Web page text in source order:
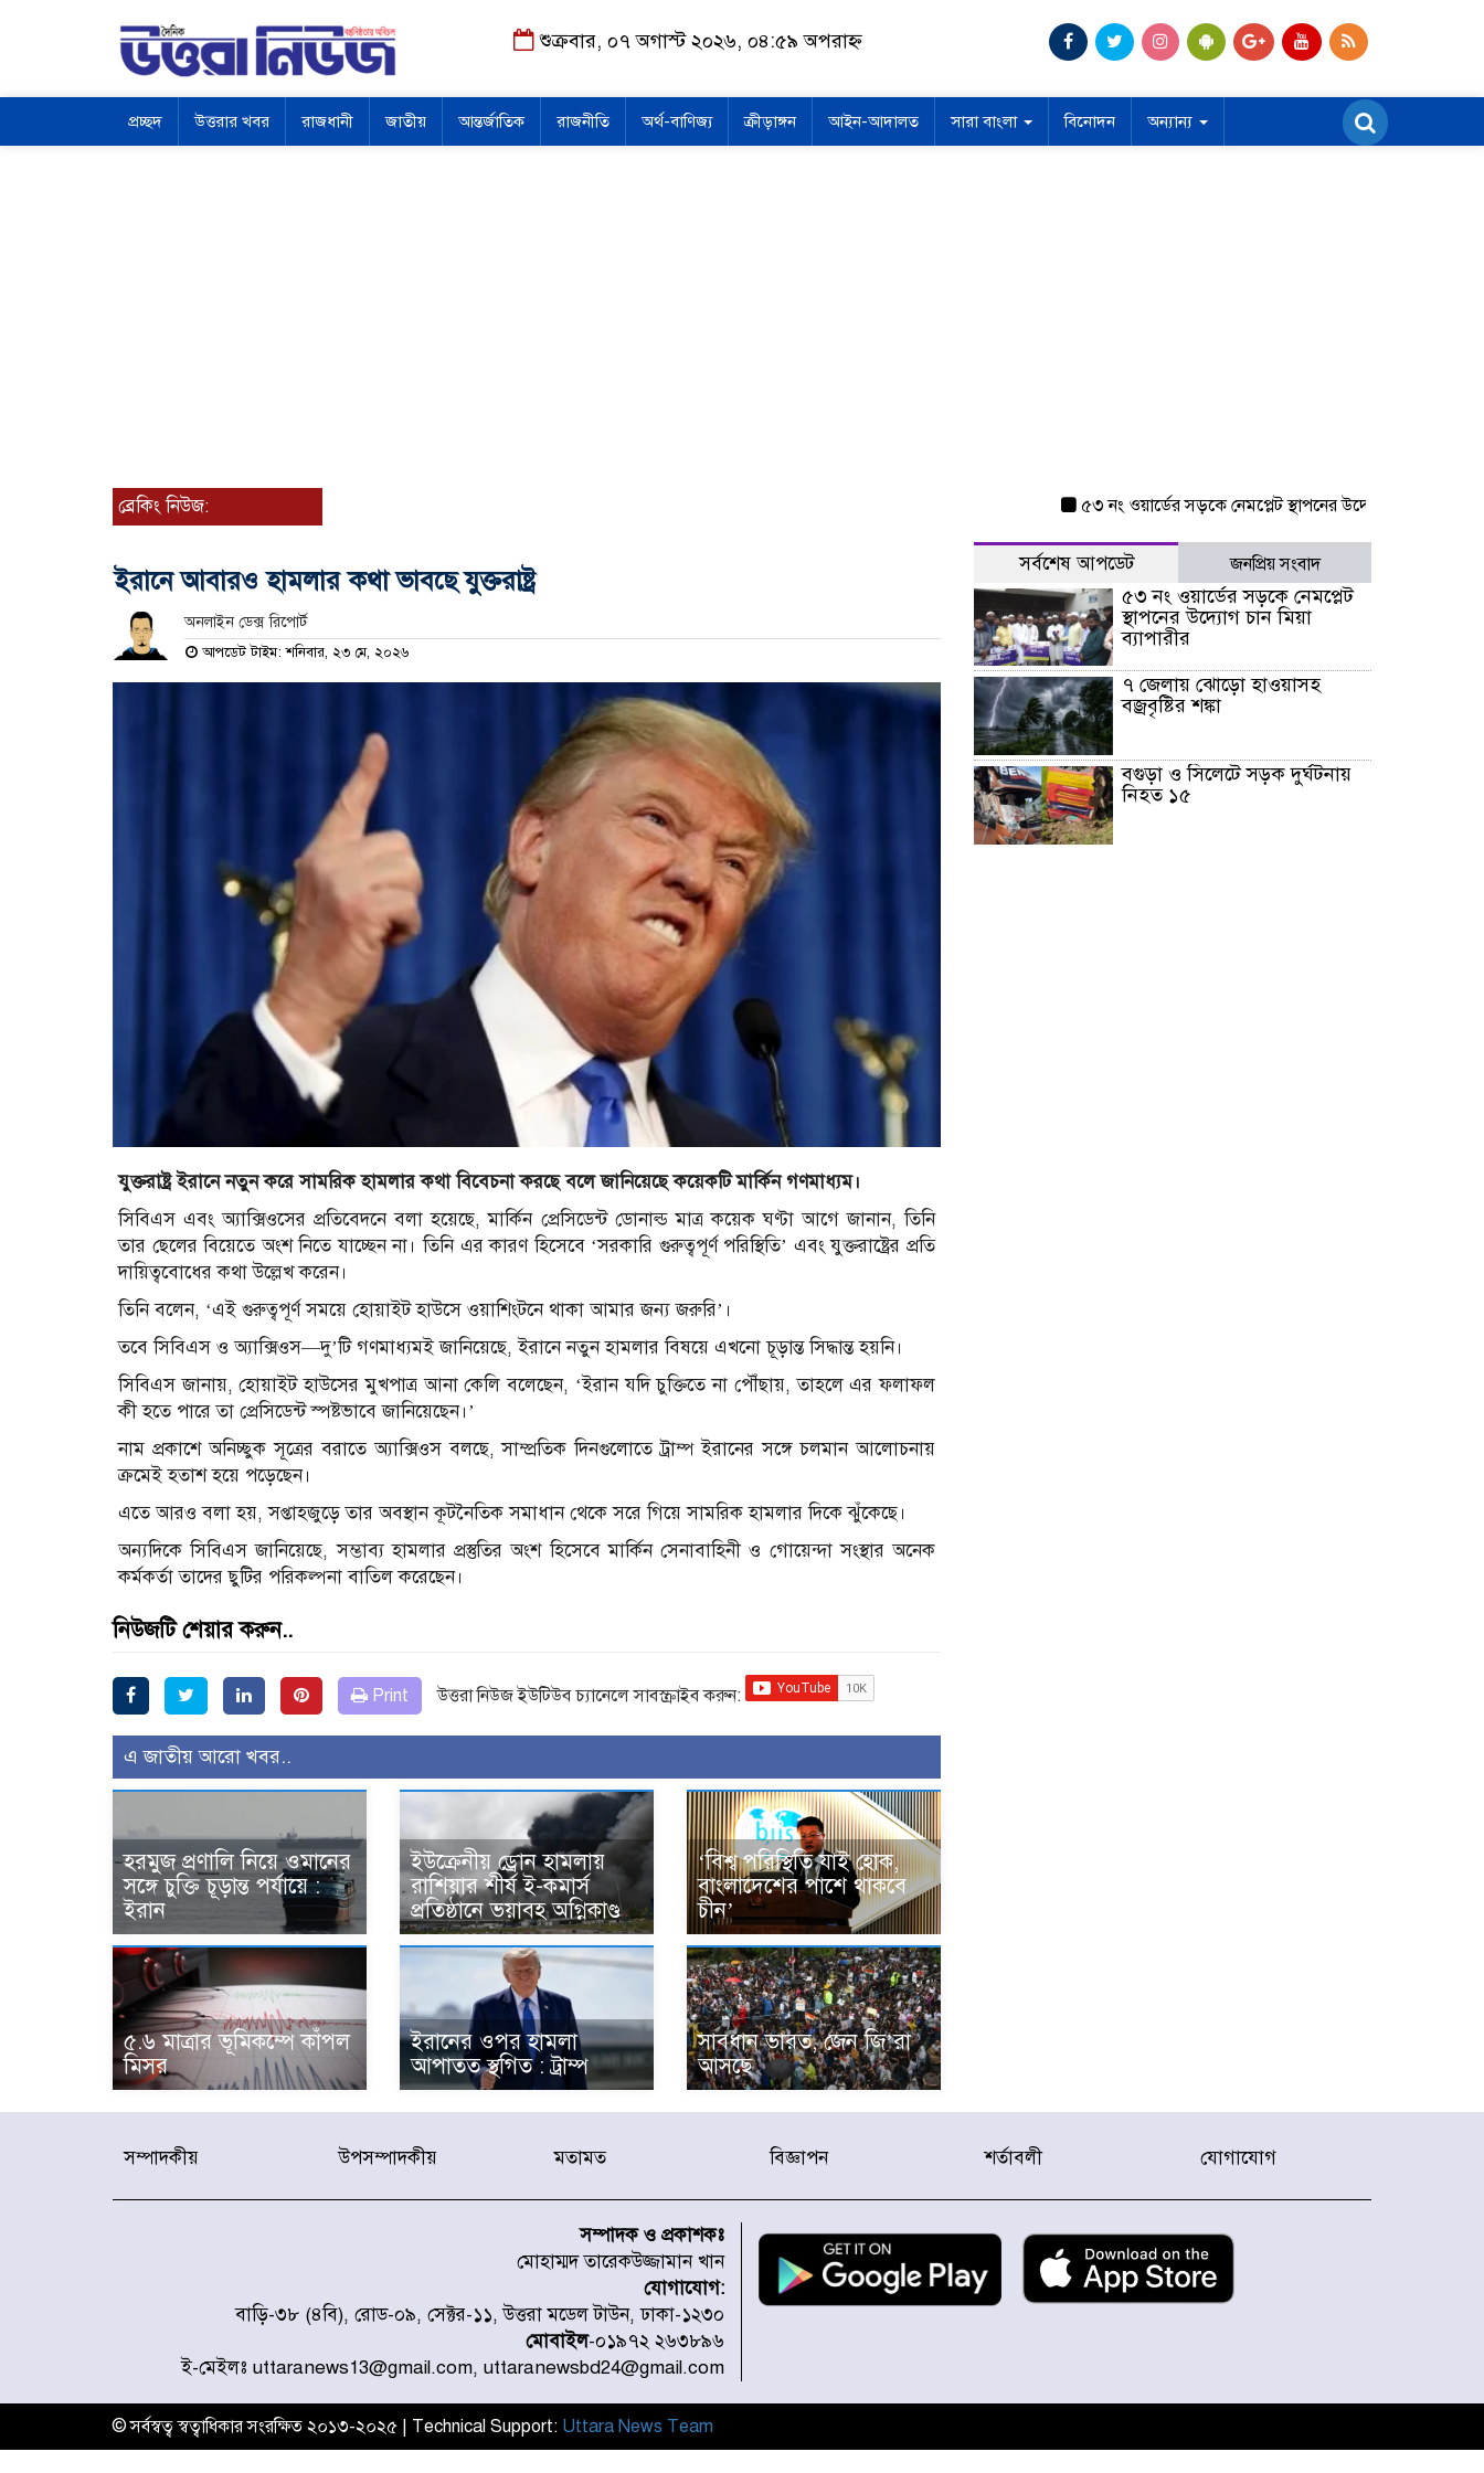
শুক্রবার, ০৭ অগাস্ট ২০২৬, ০৪:৫৯ অপরাহ্ন
প্রচ্ছদ উত্তরার খবর রাজধানী জাতীয় আন্তর্জাতিক রাজনীতি অর্থ-বাণিজ্য ক্রীড়াঙ্গন আইন-আদালত সারা বাংলা বিনোদন অন্যান্য
ব্রেকিং নিউজ: ৫৩ নং ওয়ার্ডের সড়কে নেমপ্লেট স্থাপনের উদ্যোগ চান মিয়া ব্যাপারীর
ইরানে আবারও হামলার কথা ভাবছে যুক্তরাষ্ট্র
অনলাইন ডেক্স রিপোর্ট
আপডেট টাইম: শনিবার, ২৩ মে, ২০২৬
যুক্তরাষ্ট্র ইরানে নতুন করে সামরিক হামলার কথা বিবেচনা করছে বলে জানিয়েছে কয়েকটি মার্কিন গণমাধ্যম।
সিবিএস এবং অ্যাক্সিওসের প্রতিবেদনে বলা হয়েছে, মার্কিন প্রেসিডেন্ট ডোনাল্ড মাত্র কয়েক ঘণ্টা আগে জানান, তিনি
তার ছেলের বিয়েতে অংশ নিতে যাচ্ছেন না। তিনি এর কারণ হিসেবে ‘সরকারি গুরুত্বপূর্ণ পরিস্থিতি’ এবং যুক্তরাষ্ট্রের প্রতি
দায়িত্ববোধের কথা উল্লেখ করেন।
তিনি বলেন, ‘এই গুরুত্বপূর্ণ সময়ে হোয়াইট হাউসে ওয়াশিংটনে থাকা আমার জন্য জরুরি’।
তবে সিবিএস ও অ্যাক্সিওস—দু’টি গণমাধ্যমই জানিয়েছে, ইরানে নতুন হামলার বিষয়ে এখনো চূড়ান্ত সিদ্ধান্ত হয়নি।
সিবিএস জানায়, হোয়াইট হাউসের মুখপাত্র আনা কেলি বলেছেন, ‘ইরান যদি চুক্তিতে না পৌঁছায়, তাহলে এর ফলাফল
কী হতে পারে তা প্রেসিডেন্ট স্পষ্টভাবে জানিয়েছেন।’
নাম প্রকাশে অনিচ্ছুক সূত্রের বরাতে অ্যাক্সিওস বলছে, সাম্প্রতিক দিনগুলোতে ট্রাম্প ইরানের সঙ্গে চলমান আলোচনায়
ক্রমেই হতাশ হয়ে পড়েছেন।
এতে আরও বলা হয়, সপ্তাহজুড়ে তার অবস্থান কূটনৈতিক সমাধান থেকে সরে গিয়ে সামরিক হামলার দিকে ঝুঁকেছে।
অন্যদিকে সিবিএস জানিয়েছে, সম্ভাব্য হামলার প্রস্তুতির অংশ হিসেবে মার্কিন সেনাবাহিনী ও গোয়েন্দা সংস্থার অনেক
কর্মকর্তা তাদের ছুটির পরিকল্পনা বাতিল করেছেন।
নিউজটি শেয়ার করুন..
Print উত্তরা নিউজ ইউটিউব চ্যানেলে সাবস্ক্রাইব করুন:
এ জাতীয় আরো খবর..
হরমুজ প্রণালি নিয়ে ওমানের
সঙ্গে চুক্তি চূড়ান্ত পর্যায়ে :
ইরান
ইউক্রেনীয় ড্রোন হামলায়
রাশিয়ার শীর্ষ ই-কমার্স
প্রতিষ্ঠানে ভয়াবহ অগ্নিকাণ্ড
‘বিশ্ব পরিস্থিতি যাই হোক,
বাংলাদেশের পাশে থাকবে
চীন’
৫.৬ মাত্রার ভূমিকম্পে কাঁপল
মিসর
ইরানের ওপর হামলা
আপাতত স্থগিত : ট্রাম্প
সাবধান ভারত, জেন জি’রা
আসছে
সর্বশেষ আপডেট জনপ্রিয় সংবাদ
৫৩ নং ওয়ার্ডের সড়কে নেমপ্লেট
স্থাপনের উদ্যোগ চান মিয়া
ব্যাপারীর
৭ জেলায় ঝোড়ো হাওয়াসহ
বজ্রবৃষ্টির শঙ্কা
বগুড়া ও সিলেটে সড়ক দুর্ঘটনায়
নিহত ১৫
সম্পাদকীয় উপসম্পাদকীয় মতামত বিজ্ঞাপন শর্তাবলী যোগাযোগ
সম্পাদক ও প্রকাশকঃ
মোহাম্মদ তারেকউজ্জামান খান
যোগাযোগ:
বাড়ি-৩৮ (৪বি), রোড-০৯, সেক্টর-১১, উত্তরা মডেল টাউন, ঢাকা-১২৩০
মোবাইল-০১৯৭২ ২৬৩৮৯৬
ই-মেইলঃ uttaranews13@gmail.com, uttaranewsbd24@gmail.com
© সর্বস্বত্ব স্বত্বাধিকার সংরক্ষিত ২০১৩-২০২৫ | Technical Support: Uttara News Team